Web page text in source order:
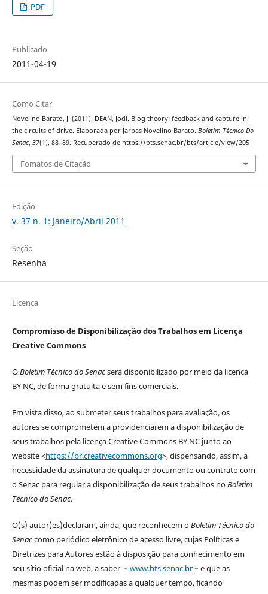
PDF
Publicado
2011-04-19
Como Citar
Novelino Barato, J. (2011). DEAN, Jodi. Blog theory: feedback and capture in
the circuits of drive. Elaborada por Jarbas Novelino Barato. Boletim Técnico Do
Senac, 37(1), 88–89. Recuperado de https://bts.senac.br/bts/article/view/205
Fomatos de Citação
Edição
v. 37 n. 1: Janeiro/Abril 2011
Seção
Resenha
Licença
Compromisso de Disponibilização dos Trabalhos em Licença
Creative Commons
OBoletim Técnico do Senacserá disponibilizado por meio da licença
BY NC, de forma gratuita e sem fins comerciais.
Em vista disso, ao submeter seus trabalhos para avaliação, os
autores se comprometem a providenciarem a disponibilização de
seus trabalhos pela licença Creative Commons BY NC junto ao
website <https://br.creativecommons.org>, dispensando, assim, a
necessidade da assinatura de qualquer documento ou contrato com
o Senac para regular a disponibilização de seus trabalhos noBoletim
Técnico do Senac.
O(s) autor(es)declaram, ainda, que reconhecem oBoletim Técnico do
Senaccomo periódico eletrônico de acesso livre, cujas Políticas e
Diretrizes para Autores estão à disposição para conhecimento em
seu sítio oficial na web, a saber – www.bts.senac.br– e que as
mesmas podem ser modificadas a qualquer tempo, ficando